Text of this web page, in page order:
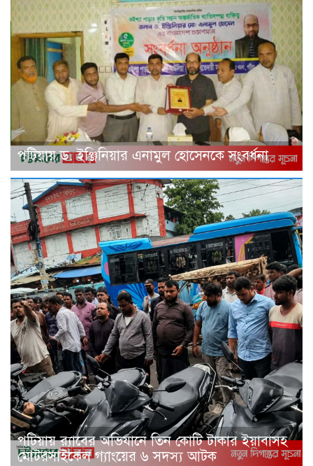
পটিয়ায় ড. ইঞ্জিনিয়ার এনামুল হোসেনকে সংবর্ধনা
পটিয়ায় র‍্যাবের অভিযানে তিন কোটি টাকার ইয়াবাসহ
মোটরসাইকেল গ্যাংয়ের ৬ সদস্য আটক